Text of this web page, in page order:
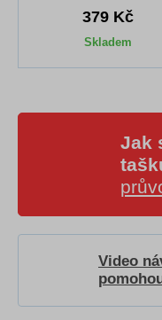
379 Kč
Skladem
Jak
Video